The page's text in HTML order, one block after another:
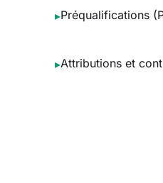
▸Préqualifications
▸Attributions et